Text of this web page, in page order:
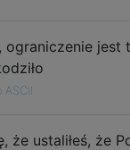
ograniczenie
ASCII
że ustaliłeś, że